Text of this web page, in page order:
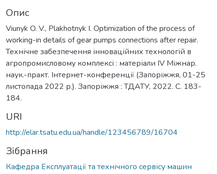
Опис
Viunyk O. V., Plakhotnyk I. Optimization of the process of
working-in details of gear pumps connections after repair.
Технічне забезпечення інноваційних технологій в
агропромисловому комплексі : матеріали IV Міжнар.
наук.-практ. Інтернет-конференції (Запоріжжя, 01-25
листопада 2022 р.). Запоріжжя : ТДАТУ, 2022. С. 183-
184.
URI
http://elar.tsatu.edu.ua/handle/123456789/16704
Зібрання
Кафедра Експлуатації та технічного сервісу машин